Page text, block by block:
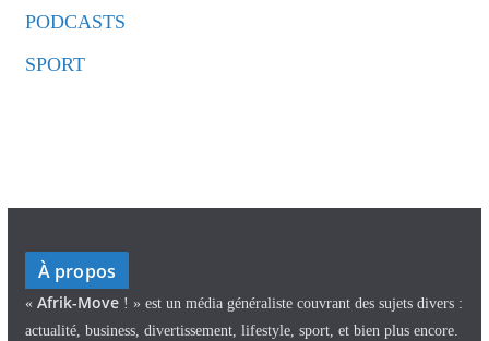
PODCASTS
SPORT
À propos
« Afrik-Move ! » est un média généraliste couvrant des sujets divers :
actualité, business, divertissement, lifestyle, sport, et bien plus encore.